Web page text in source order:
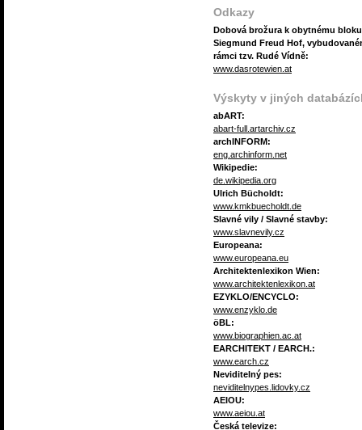
Odkazy
Dobová brožura k obytnému bloku
Siegmund Freud Hof,
rámci tzv. Rudé Vídně:
www.dasrotewien.at
Výskyty v jiných
abART:
abart-full.artarchiv.cz
archINFORM:
eng.archinform.net
Wikipedie:
de.wikipedia.org
Ulrich Bücholdt:
www.kmkbuecholdt.de
Slavné vily / Slavné stavby:
www.slavnevily.cz
Europeana:
www.europeana.eu
Architektenlexikon Wien:
www.architektenlexikon.at
EZYKLO/ENCYCLO:
www.enzyklo.de
öBL:
www.biographien.ac.at
EARCHITEKT / EARCH.:
www.earch.cz
Neviditelný pes:
neviditelnypes.lidovky.cz
AEIOU:
www.aeiou.at
Česká televize: